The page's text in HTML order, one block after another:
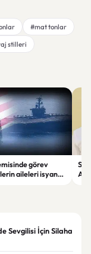
#mat tonlar
stilleri
görev
aileleri isyan
Sevgilisi İçin Silaha